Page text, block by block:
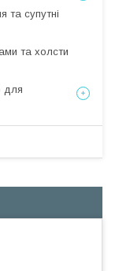
та супутні
та холсти
для